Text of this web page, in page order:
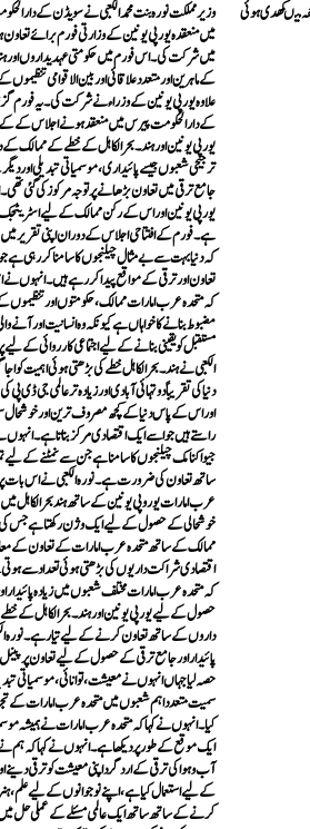
میںکھدی ہوئی
وزیر مملکت نورہ بنت محمد الکعبی نے سویڈن کے
میں منعقدہ یورپی یونین کے وزارتی فورم برائے تعاون
میں شرکت کی ۔ اس فورم میں حکومتی عہدیداروں اور
کے ماہرین اور متعدد علاقائی اور بین الاقوامی
علاوہ یورپی یونین کے وزراء نے شرکت کی ۔ یہ فورم
کے دارالحکومت پیرس میں منعقد ہونے اجلاس
یورپی یونین اور ہند۔بحرالکاہل کے خطے کے ممالک
ترجیحی شعبوں جیسے پائیداری، موسمیاتی تبدیلی اور
جامع ترقی میں تعاون بڑھانے پر توجہ مرکوز کی گئی
یورپی یونین اور اس کے رکن ممالک کے لیے اسٹریٹجک
ہے۔ فورم کے افتتاحی اجلاس کے دوران اپنی تقریر میں
کہ دنیا بہت سے بے مثال چیلنجوں کا سامنا کر رہی ہے
تعاون اور ترقی کے مواقع پیدا کر رہے ہیں۔ انہوں نے
کہ متحدہ عرب امارات ممالک، حکومتوں اور تنظیموں
مضبوط بنانے کا خواہاں ہے کیونکہ وہ انسانیت اور آنے
مستقبل کو یقینی بنانے کے لیے اجتماعی کارروائی کے
الکعبی نے ہند۔بحرالکاہل خطے کی بڑھتی ہوئی اہمیت کو
دنیا کی تقریباً دو تہائی آبادی اور زیادہ تر عالمی جی ڈی
اور اس کے پاس دنیا کے کچھ مصروف ترین اور
راستے ہیں جو اسے ایک اقتصادی مرکز بناتا ہے۔ انہوں
جیو اکنامک چیلنجوں کا سامنا ہے جن سے نمٹنے کے
ساتھ تعاون کی ضرورت ہے۔ نورہ الکعبی نے اس بات پر
عرب امارات یوروپی یونین کے ساتھ ہند بحرالکاہل
خوشحالی کے حصول کے لیے ایک وژن رکھتا ہے جس
ممالک کے ساتھ متحدہ عرب امارات کے تعاون کے
اقتصادی شراکت داریوں کی بڑھتی ہوئی تعداد سے ہوتی
کہ متحدہ عرب امارات مختلف شعبوں میں زیادہ پائیدار
حصول کے لیے یورپی یونین اور ہند۔بحرالکاہل کے
داروں کے ساتھ تعاون کرنے کے لیے تیار ہے۔ نورہ
پائیدار اور جامع ترقی کے حصول کے لیے تعاون پر
حصہ لیا جہاں انہوں نے معیشت، توانائی، موسمیاتی
سمیت متعدد اہم شعبوں میں متحدہ عرب امارات کے
کیا۔ انہوں نے کہاکہ متحدہ عرب امارات نے ہمیشہ
ایک موقع کے طور پر دیکھا ہے۔ انہوں نے کہا کہ ہم نے
آب و ہوا کی ترقی کے ارد گرد اپنی معیشت کو ترقی دینے
کے لیے استعمال کیا ہے، اپنے نوجوانوں کے لیے علم، ہنر
کرنے کے ساتھ ساتھ ایک عالمی مسئلے کے عملی حل